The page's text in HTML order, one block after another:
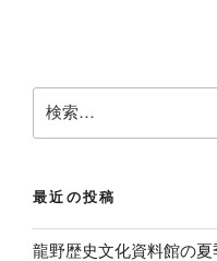
最近の投稿
龍野歴史文化資料館の夏